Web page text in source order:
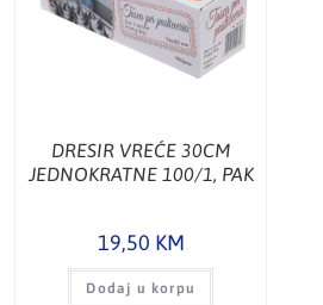
DRESIR VREĆE 30CM
JEDNOKRATNE 100/1, PAK
19,50 KM
Dodaj u korpu